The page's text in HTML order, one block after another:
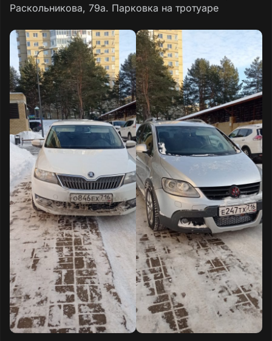
Раскольникова, 79а. Парковка на тротуаре